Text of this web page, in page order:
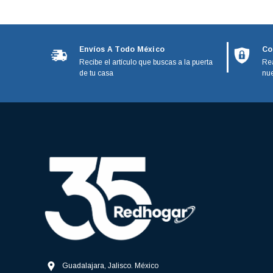
Calorex
IO Mabe
Stanley
Envíos A Todo México
Recibe el artículo que buscas a la puerta
de tu casa
Guadalajara, Jalisco. México